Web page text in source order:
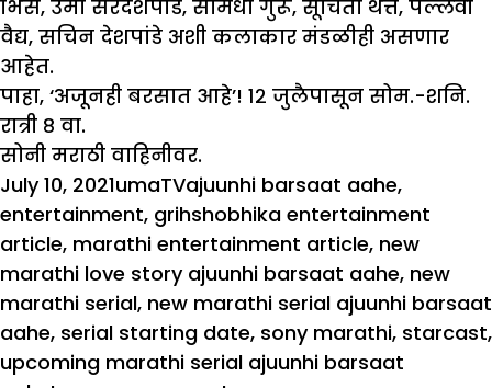
भिसे, उमा सरदेशपांडे, समिधा गुरू, सूचिता थत्ते, पल्लवी
वैद्य, सचिन देशपांडे अशी कलाकार मंडळीही असणार
आहेत.
पाहा, ‘अजूनही बरसात आहे’! १२ जुलैपासून सोम.-शनि.
रात्री ८ वा.
सोनी मराठी वाहिनीवर.
Posted
on
July 10, 2021Author
umaCategories
TVTags
ajuunhi barsaat aahe,
entertainment, grihshobhika entertainment
article, marathi entertainment article, new
marathi love story ajuunhi barsaat aahe, new
marathi serial, new marathi serial ajuunhi barsaat
aahe, serial starting date, sony marathi, starcast,
upcoming marathi serial ajuunhi barsaat